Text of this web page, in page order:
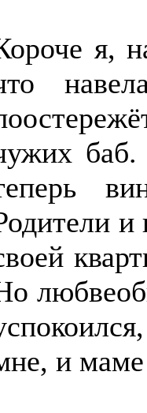
я,
и
и маме